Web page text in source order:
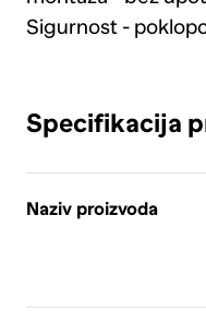
Sigurnost -
Specifikacija
Naziv proizvoda